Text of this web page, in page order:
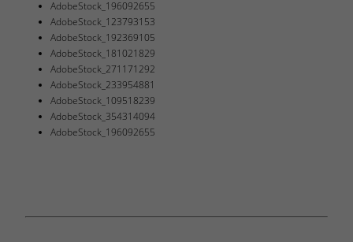
AdobeStock_196092655
AdobeStock_123793153
AdobeStock_192369105
AdobeStock_181021829
AdobeStock_271171292
AdobeStock_233954881
AdobeStock_109518239
AdobeStock_354314094
AdobeStock_196092655